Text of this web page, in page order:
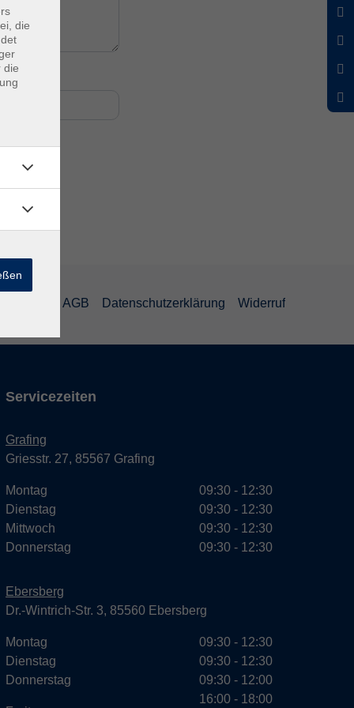
AGB Datenschutzerklärung Widerruf
Servicezeiten
Grafing
Griesstr. 27, 85567 Grafing
Montag
Dienstag
Mittwoch
Donnerstag
09:30 - 12:30
09:30 - 12:30
09:30 - 12:30
09:30 - 12:30
Ebersberg
Dr.-Wintrich-Str. 3, 85560 Ebersberg
Montag
Dienstag
Donnerstag
09:30 - 12:30
09:30 - 12:30
09:30 - 12:00
16:00 - 18:00
die
die